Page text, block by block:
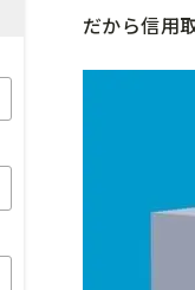
だから信用